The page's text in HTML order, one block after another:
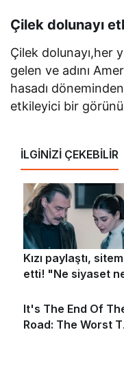
Çilek dolunayı
Çilek dolunayı,her
gelen ve adını
hasadı
etkileyici bir